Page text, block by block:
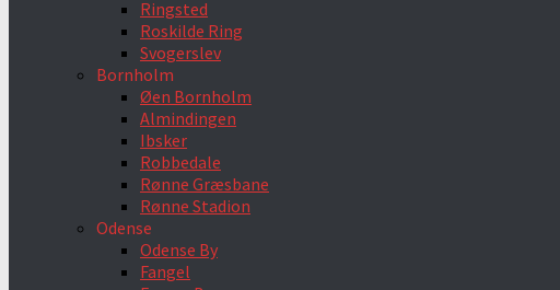
Ringsted
Roskilde Ring
Svogerslev
Bornholm
Øen Bornholm
Almindingen
Ibsker
Robbedale
Rønne Græsbane
Rønne Stadion
Odense
Odense By
Fangel